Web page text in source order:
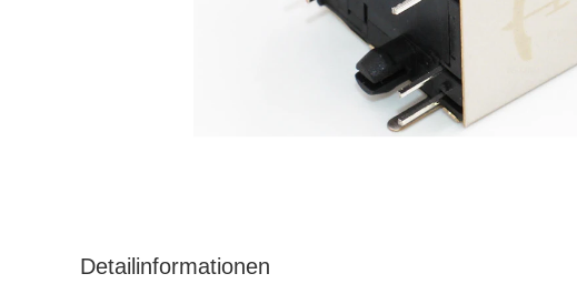
Detailinformationen